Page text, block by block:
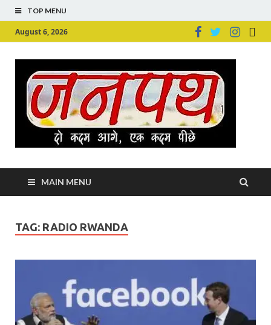
TOP MENU
August 6, 2026
MAIN MENU
TAG: RADIO RWANDA